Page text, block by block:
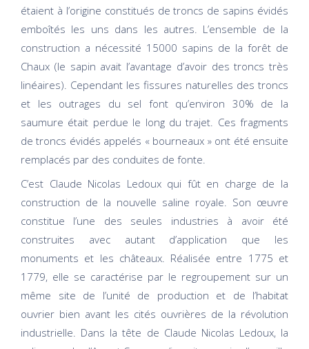
étaient à l’origine constitués de troncs de sapins évidés
emboîtés les uns dans les autres. L’ensemble de la
construction a nécessité 15000 sapins de la forêt de
Chaux (le sapin avait l’avantage d’avoir des troncs très
linéaires). Cependant les fissures naturelles des troncs
et les outrages du sel font qu’environ 30% de la
saumure était perdue le long du trajet. Ces fragments
de troncs évidés appelés « bourneaux » ont été ensuite
remplacés par des conduites de fonte.
C’est Claude Nicolas Ledoux qui fût en charge de la
construction de la nouvelle saline royale. Son œuvre
constitue l’une des seules industries à avoir été
construites avec autant d’application que les
monuments et les châteaux. Réalisée entre 1775 et
1779, elle se caractérise par le regroupement sur un
même site de l’unité de production et de l’habitat
ouvrier bien avant les cités ouvrières de la révolution
industrielle. Dans la tête de Claude Nicolas Ledoux, la